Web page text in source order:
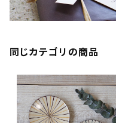
同じカテゴリの商品